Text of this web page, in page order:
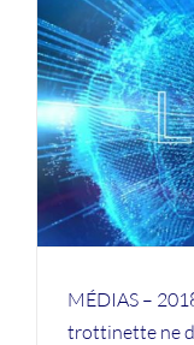
MÉDIAS –
trottinette ne